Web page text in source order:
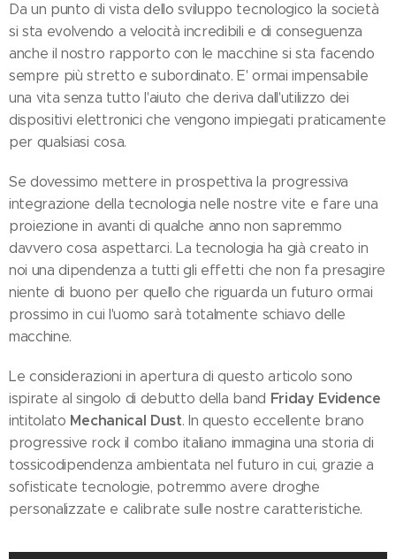
Da un punto di vista dello sviluppo tecnologico la società
si sta evolvendo a velocità incredibili e di conseguenza
anche il nostro rapporto con le macchine si sta facendo
sempre più stretto e subordinato. E' ormai impensabile
una vita senza tutto l'aiuto che deriva dall'utilizzo dei
dispositivi elettronici che vengono impiegati praticamente
per qualsiasi cosa.
Se dovessimo mettere in prospettiva la progressiva
integrazione della tecnologia nelle nostre vite e fare una
proiezione in avanti di qualche anno non sapremmo
davvero cosa aspettarci. La tecnologia ha già creato in
noi una dipendenza a tutti gli effetti che non fa presagire
niente di buono per quello che riguarda un futuro ormai
prossimo in cui l'uomo sarà totalmente schiavo delle
macchine.
Le considerazioni in apertura di questo articolo sono
ispirate al singolo di debutto della band Friday Evidence
intitolato Mechanical Dust. In questo eccellente brano
progressive rock il combo italiano immagina una storia di
tossicodipendenza ambientata nel futuro in cui, grazie a
sofisticate tecnologie, potremmo avere droghe
personalizzate e calibrate sulle nostre caratteristiche.